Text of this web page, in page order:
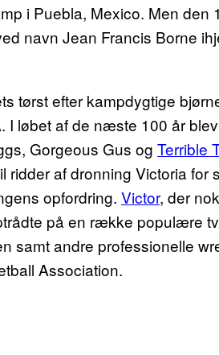
i Puebla, Mexico. Men den
navn Jean Francis Borne
tørst efter kampdygtige
løbet af de næste 100 år
Gorgeous Gus og Terrible
ridder af dronning Victoria
opfordring. Victor, der
på en række populære
samt andre professionelle
Association.